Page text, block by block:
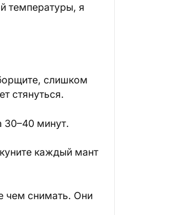
температуры, я
слишком
стянуться.
30–40 минут.
каждый мант
чем снимать. Они